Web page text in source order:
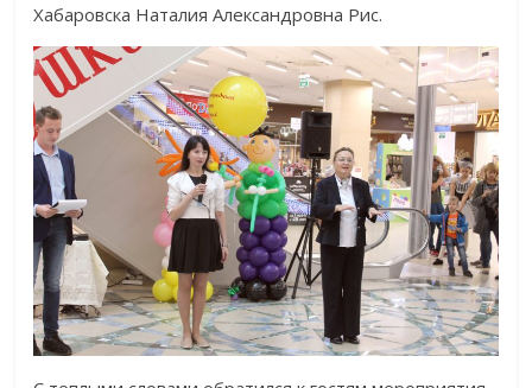
Хабаровска Наталия Александровна Рис.